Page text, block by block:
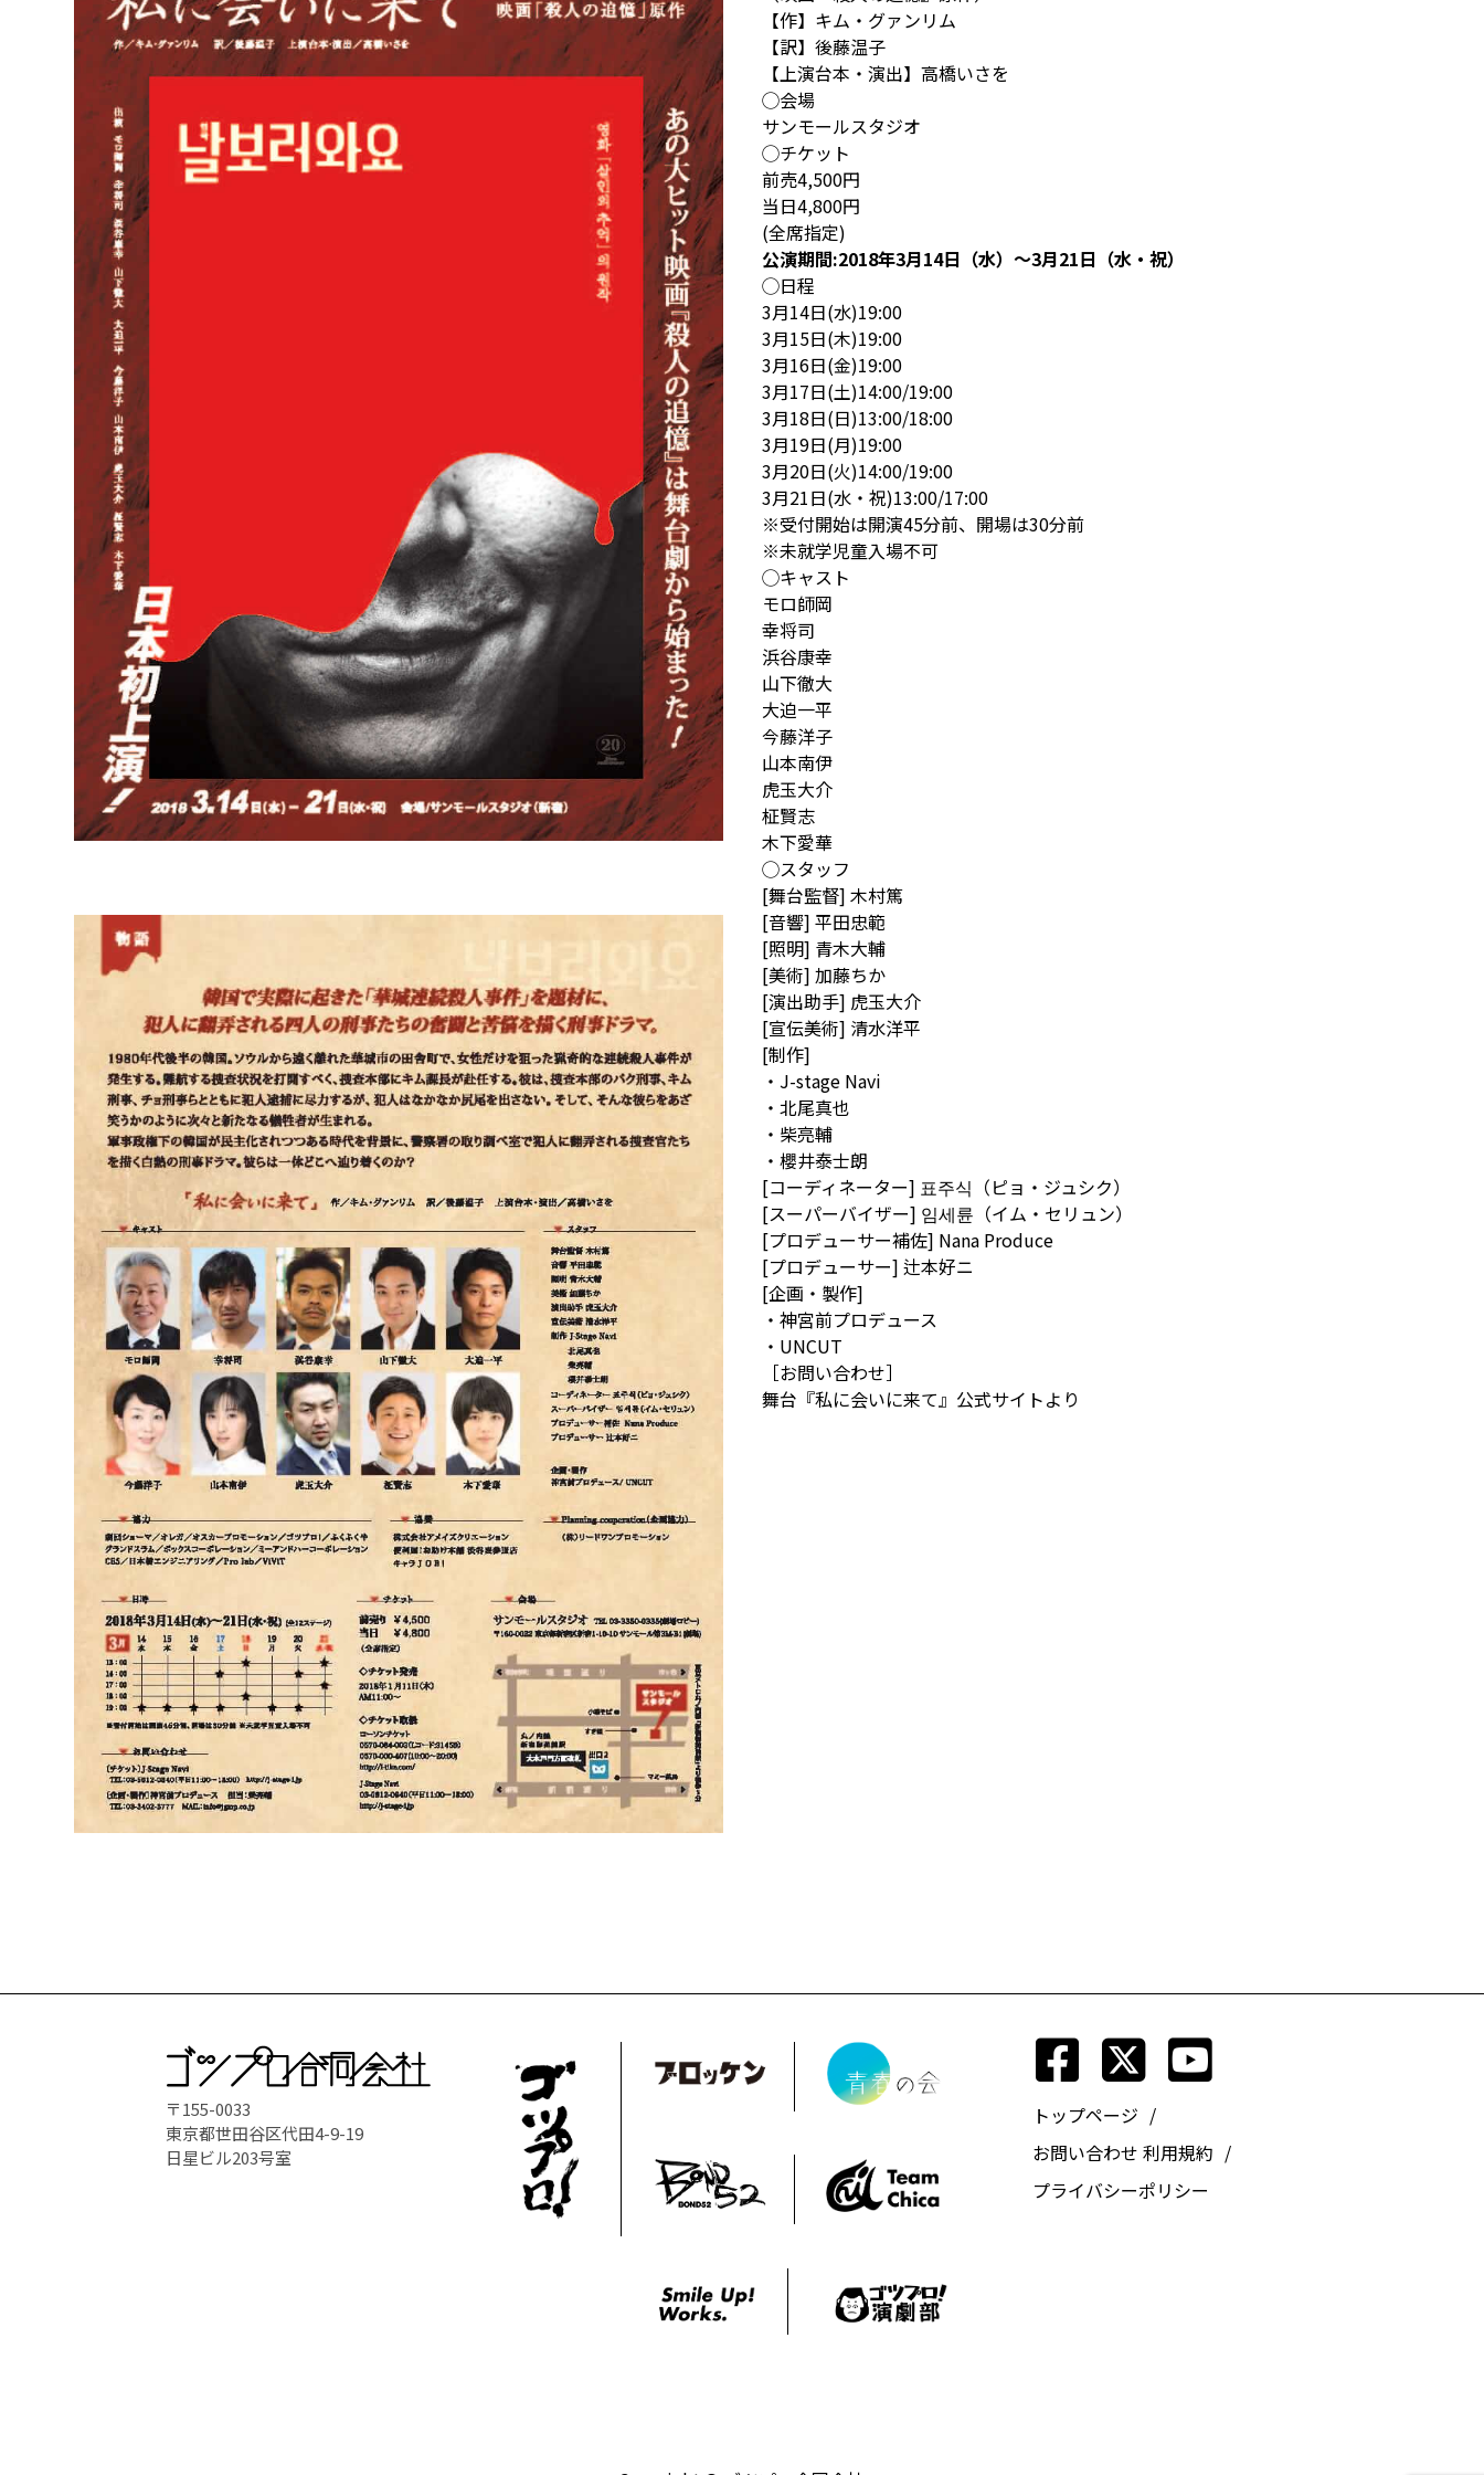
【作】キム・グァンリム
【訳】後藤温子
【上演台本・演出】高橋いさを
◯会場
サンモールスタジオ
◯チケット
前売4,500円
当日4,800円
(全席指定)
公演期間:2018年3月14日（水）〜3月21日（水・祝）
◯日程
3月14日(水)19:00
3月15日(木)19:00
3月16日(金)19:00
3月17日(土)14:00/19:00
3月18日(日)13:00/18:00
3月19日(月)19:00
3月20日(火)14:00/19:00
3月21日(水・祝)13:00/17:00
※受付開始は開演45分前、開場は30分前
※未就学児童入場不可
◯キャスト
モロ師岡
幸将司
浜谷康幸
山下徹大
大迫一平
今藤洋子
山本南伊
虎玉大介
柾賢志
木下愛華
◯スタッフ
[舞台監督] 木村篤
[音響] 平田忠範
[照明] 青木大輔
[美術] 加藤ちか
[演出助手] 虎玉大介
[宣伝美術] 清水洋平
[制作]
・J-stage Navi
・北尾真也
・柴亮輔
・櫻井泰士朗
[コーディネーター] 표주식（ピョ・ジュシク）
[スーパーバイザー] 임세륜（イム・セリュン）
[プロデューサー補佐] Nana Produce
[プロデューサー] 辻本好ニ
[企画・製作]
・神宮前プロデュース
・UNCUT
［お問い合わせ］
舞台『私に会いに来て』公式サイトより
〒155-0033
東京都世田谷区代田4-9-19
日星ビル203号室
トップページ
お問い合わせ 利用規約
プライバシーポリシー